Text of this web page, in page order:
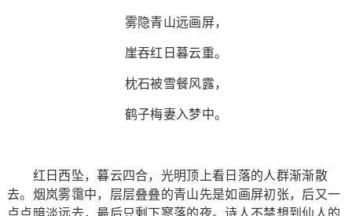
雾隐青山远画屏，
崖吞红日暮云重。
枕石被雪餐风露，
鹤子梅妻入梦中。
红日西坠，暮云四合，光明顶上看日落的人群渐渐散
去。烟岚雾霭中，层层叠叠的青山先是如画屏初张，后又一
点点暗淡远去，最后只剩下寥落的夜。诗人不禁想到仙人的